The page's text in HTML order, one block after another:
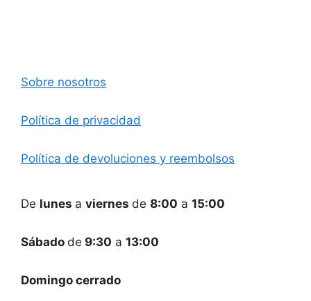
Sobre nosotros
Política de privacidad
Política de devoluciones y reembolsos
De lunes a viernes de 8:00 a 15:00
Sábado de 9:30 a 13:00
Domingo cerrado